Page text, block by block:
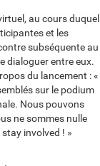
au cours duquel
et les
subséquente au
dialoguer entre eux.
du lancement : «
sur le podium
Nous pouvons
ne sommes nulle
involved ! »